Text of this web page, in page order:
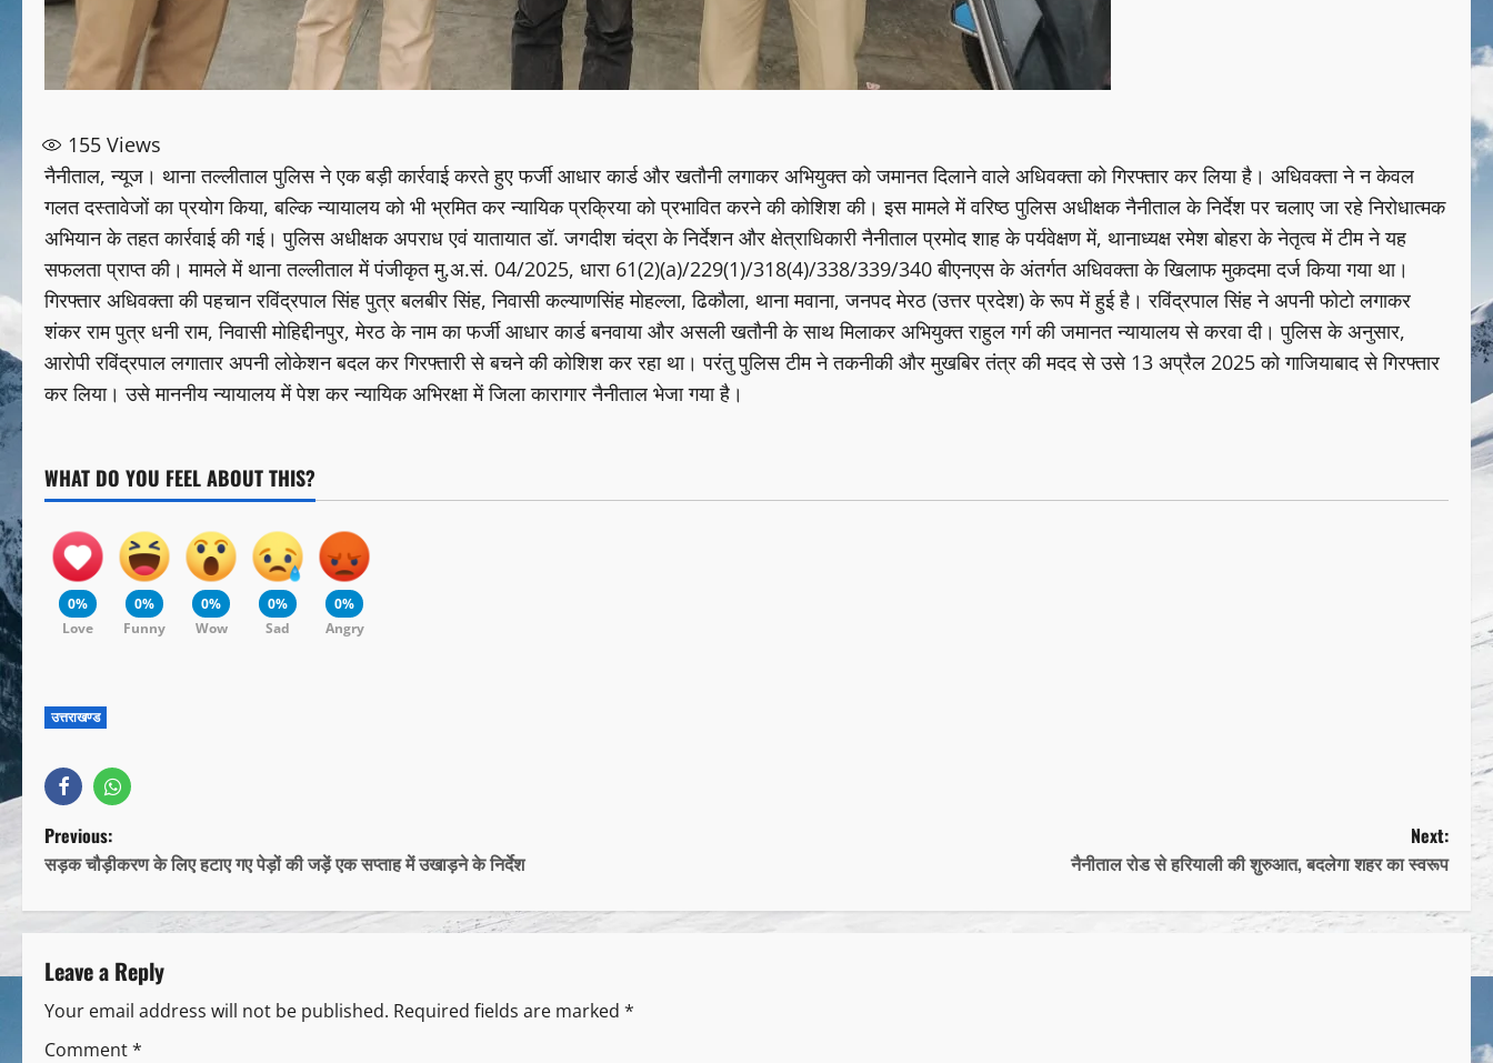
155 Views
नैनीताल, न्यूज। थाना तल्लीताल पुलिस ने एक बड़ी कार्रवाई करते हुए फर्जी आधार कार्ड और खतौनी लगाकर अभियुक्त को जमानत दिलाने वाले अधिवक्ता को गिरफ्तार कर लिया है। अधिवक्ता ने न केवल
गलत दस्तावेजों का प्रयोग किया, बल्कि न्यायालय को भी भ्रमित कर न्यायिक प्रक्रिया को प्रभावित करने की कोशिश की। इस मामले में वरिष्ठ पुलिस अधीक्षक नैनीताल के निर्देश पर चलाए जा रहे निरोधात्मक
अभियान के तहत कार्रवाई की गई। पुलिस अधीक्षक अपराध एवं यातायात डॉ. जगदीश चंद्रा के निर्देशन और क्षेत्राधिकारी नैनीताल प्रमोद शाह के पर्यवेक्षण में, थानाध्यक्ष रमेश बोहरा के नेतृत्व में टीम ने यह
सफलता प्राप्त की। मामले में थाना तल्लीताल में पंजीकृत मु.अ.सं. 04/2025, धारा 61(2)(a)/229(1)/318(4)/338/339/340 बीएनएस के अंतर्गत अधिवक्ता के खिलाफ मुकदमा दर्ज किया गया था।
गिरफ्तार अधिवक्ता की पहचान रविंद्रपाल सिंह पुत्र बलबीर सिंह, निवासी कल्याणसिंह मोहल्ला, ढिकौला, थाना मवाना, जनपद मेरठ (उत्तर प्रदेश) के रूप में हुई है। रविंद्रपाल सिंह ने अपनी फोटो लगाकर
शंकर राम पुत्र धनी राम, निवासी मोहिद्दीनपुर, मेरठ के नाम का फर्जी आधार कार्ड बनवाया और असली खतौनी के साथ मिलाकर अभियुक्त राहुल गर्ग की जमानत न्यायालय से करवा दी। पुलिस के अनुसार,
आरोपी रविंद्रपाल लगातार अपनी लोकेशन बदल कर गिरफ्तारी से बचने की कोशिश कर रहा था। परंतु पुलिस टीम ने तकनीकी और मुखबिर तंत्र की मदद से उसे 13 अप्रैल 2025 को गाजियाबाद से गिरफ्तार
कर लिया। उसे माननीय न्यायालय में पेश कर न्यायिक अभिरक्षा में जिला कारागार नैनीताल भेजा गया है।
WHAT DO YOU FEEL ABOUT THIS?
0%
Love
0%
Funny
0%
Wow
0%
Sad
0%
Angry
उत्तराखण्ड
Previous:
सड़क चौड़ीकरण के लिए हटाए गए पेड़ों की जड़ें एक सप्ताह में उखाड़ने के निर्देश
Next:
नैनीताल रोड से हरियाली की शुरुआत, बदलेगा शहर का स्वरूप
Leave a Reply
Your email address will not be published. Required fields are marked *
Comment*